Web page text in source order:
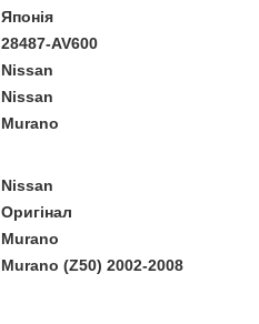
Японія
28487-AV600
Nissan
Nissan
Murano
Nissan
Оригінал
Murano
Murano (Z50) 2002-2008